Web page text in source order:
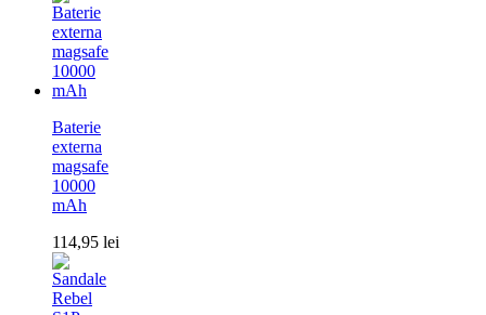
Baterie
externa
magsafe
10000
mAh
114,95 lei